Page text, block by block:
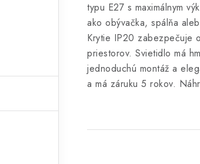
typu E27 s maximálnym
ako obývačka, spálňa
Krytie IP20 zabezpečuje
priestorov. Svietidlo má
jednoduchú montáž a
a má záruku 5 rokov.